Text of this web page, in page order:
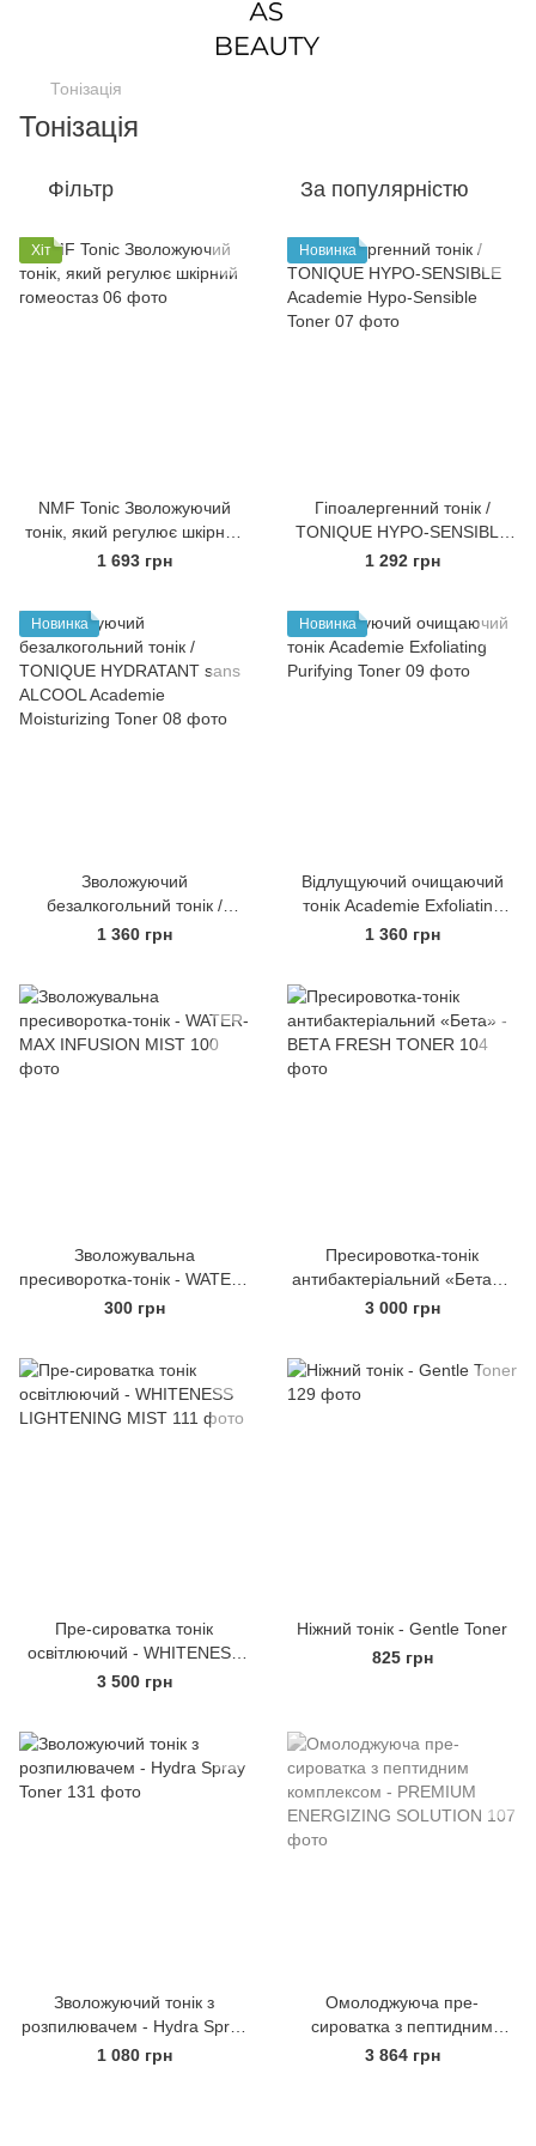
Тонізація
Тонізація
Фільтр За популярністю
Хіт
NMF Tonic Зволожуючий
тонік, який регулює шкірний
гомеостаз
1 693 грн
Новинка
Гіпоалергенний тонік /
TONIQUE HYPO-SENSIBLE
Academie Hypo-Sensible
1 292 грн
Новинка
Зволожуючий
безалкогольний тонік /
TONIQUE HYDRATANT sans
1 360 грн
Новинка
Відлущуючий очищаючий
тонік Academie Exfoliating
Purifying Toner
1 360 грн
Зволожувальна
пресиворотка-тонік - WATER-
MAX INFUSION MIST
300 грн
Пресировотка-тонік
антибактеріальний «Бета» -
ВЕТА FRESH TONER
3 000 грн
Пре-сироватка тонік
освітлюючий - WHITENESS
LIGHTENING MIST
3 500 грн
Ніжний тонік - Gentle Toner
825 грн
Зволожуючий тонік з
розпилювачем - Hydra Spray
Toner
1 080 грн
Омолоджуюча пре-
сироватка з пептидним
комплексом - PREMIUM
3 864 грн